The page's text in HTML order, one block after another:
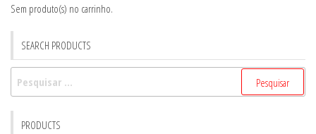
Sem produto(s) no carrinho.
SEARCH PRODUCTS
PRODUCTS